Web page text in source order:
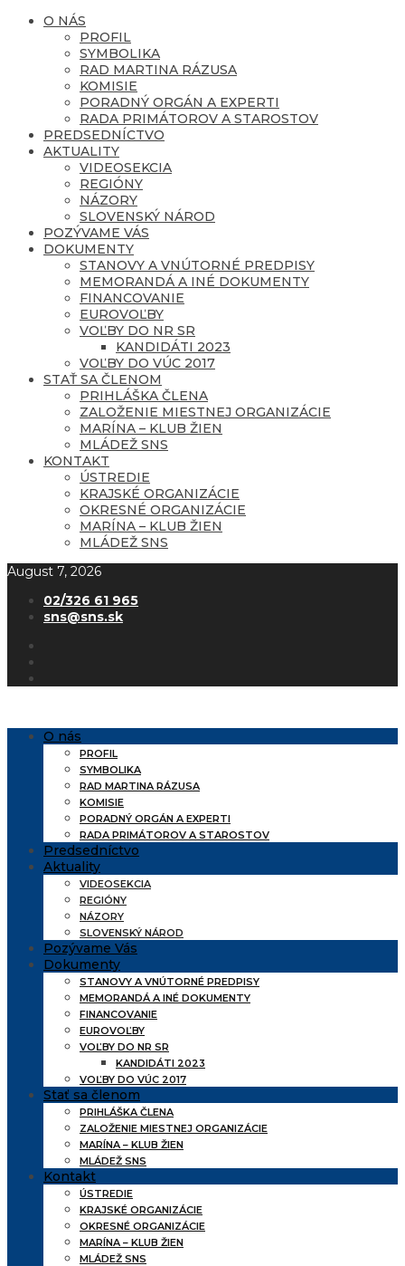
O NÁS
PROFIL
SYMBOLIKA
RAD MARTINA RÁZUSA
KOMISIE
PORADNÝ ORGÁN A EXPERTI
RADA PRIMÁTOROV A STAROSTOV
PREDSEDNÍCTVO
AKTUALITY
VIDEOSEKCIA
REGIÓNY
NÁZORY
SLOVENSKÝ NÁROD
POZÝVAME VÁS
DOKUMENTY
STANOVY A VNÚTORNÉ PREDPISY
MEMORANDÁ A INÉ DOKUMENTY
FINANCOVANIE
EUROVOĽBY
VOĽBY DO NR SR
KANDIDÁTI 2023
VOĽBY DO VÚC 2017
STAŤ SA ČLENOM
PRIHLÁŠKA ČLENA
ZALOŽENIE MIESTNEJ ORGANIZÁCIE
MARÍNA – KLUB ŽIEN
MLÁDEŽ SNS
KONTAKT
ÚSTREDIE
KRAJSKÉ ORGANIZÁCIE
OKRESNÉ ORGANIZÁCIE
MARÍNA – KLUB ŽIEN
MLÁDEŽ SNS
August 7, 2026
02/326 61 965
sns@sns.sk
O nás
PROFIL
SYMBOLIKA
RAD MARTINA RÁZUSA
KOMISIE
PORADNÝ ORGÁN A EXPERTI
RADA PRIMÁTOROV A STAROSTOV
Predsedníctvo
Aktuality
VIDEOSEKCIA
REGIÓNY
NÁZORY
SLOVENSKÝ NÁROD
Pozývame Vás
Dokumenty
STANOVY A VNÚTORNÉ PREDPISY
MEMORANDÁ A INÉ DOKUMENTY
FINANCOVANIE
EUROVOĽBY
VOĽBY DO NR SR
KANDIDÁTI 2023
VOĽBY DO VÚC 2017
Stať sa členom
PRIHLÁŠKA ČLENA
ZALOŽENIE MIESTNEJ ORGANIZÁCIE
MARÍNA – KLUB ŽIEN
MLÁDEŽ SNS
Kontakt
ÚSTREDIE
KRAJSKÉ ORGANIZÁCIE
OKRESNÉ ORGANIZÁCIE
MARÍNA – KLUB ŽIEN
MLÁDEŽ SNS